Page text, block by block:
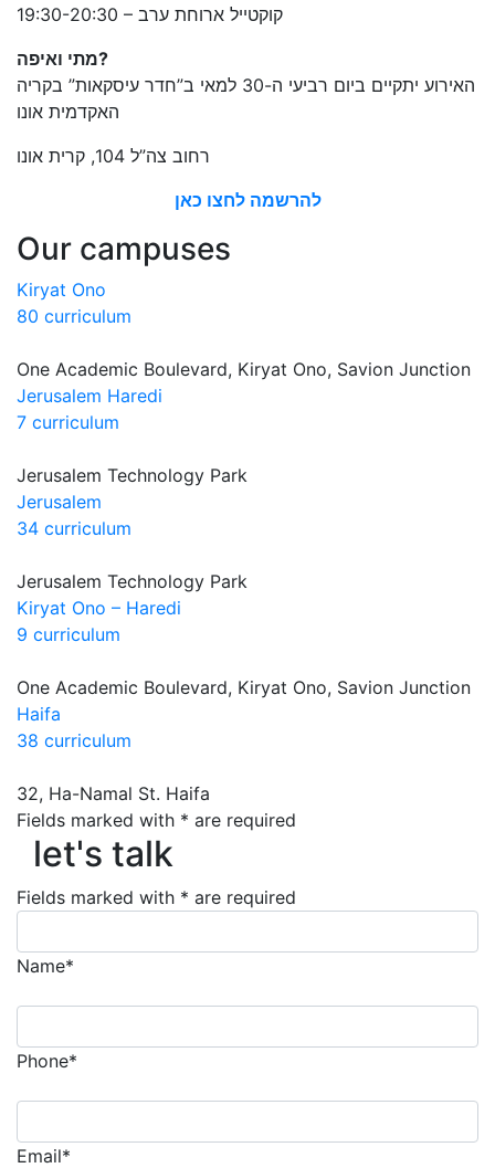
19:30-20:30 – קוקטייל ארוחת ערב
מתי ואיפה?
האירוע יתקיים ביום רביעי ה-30 למאי ב”חדר עיסקאות” בקריה
האקדמית אונו
רחוב צה”ל 104, קרית אונו
להרשמה לחצו כאן
Our campuses
Kiryat Ono
80 curriculum
One Academic Boulevard, Kiryat Ono, Savion Junction
Jerusalem Haredi
7 curriculum
Jerusalem Technology Park
Jerusalem
34 curriculum
Jerusalem Technology Park
Kiryat Ono – Haredi
9 curriculum
One Academic Boulevard, Kiryat Ono, Savion Junction
Haifa
38 curriculum
32, Ha-Namal St. Haifa
let's talk
Fields marked with * are required
let's talk
Fields marked with * are required
Name*
Phone*
Email*